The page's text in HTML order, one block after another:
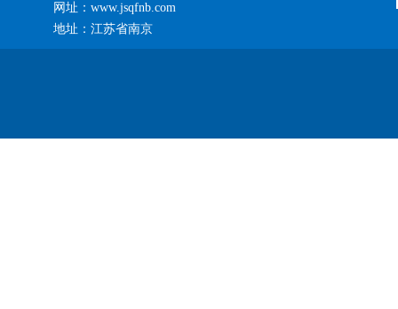
网址：www.jsqfnb.com
地址：江苏省南京